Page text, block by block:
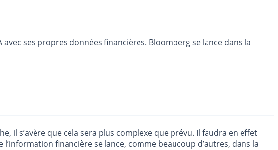
ses propres données financières. Bloomberg se lance dans la
il s’avère que cela sera plus complexe que prévu. Il faudra en effet
financière se lance, comme beaucoup d’autres, dans la